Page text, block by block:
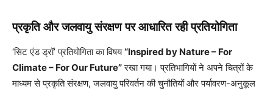
प्रकृति और जलवायु संरक्षण पर आधारित रही प्रतियोगिता
‘सिट एंड ड्रॉ’ प्रतियोगिता का विषय“Inspired by Nature – For
Climate – For Our Future”रखा गया। प्रतिभागियों ने अपने चित्रों के
माध्यम से प्रकृति संरक्षण, जलवायु परिवर्तन की चुनौतियों और पर्यावरण-अनुकूल